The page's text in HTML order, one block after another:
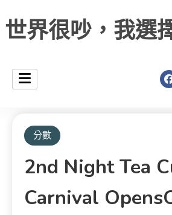
世界很吵，我選
分數
2nd Night Tea
Carnival